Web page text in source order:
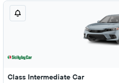
Class Intermediate Car